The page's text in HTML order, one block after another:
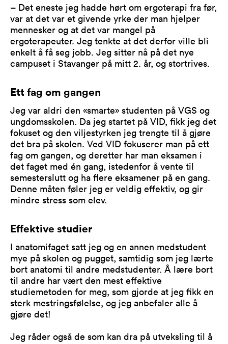
– Det eneste jeg hadde hørt om ergoterapi fra før,
var at det var et givende yrke der man hjelper
mennesker og at det var mangel på
ergoterapeuter. Jeg tenkte at det derfor ville bli
enkelt å få seg jobb. Jeg sitter nå på det nye
campuset i Stavanger på mitt 2. år, og stortrives.
Ett fag om gangen
Jeg var aldri den «smarte» studenten på VGS og
ungdomsskolen. Da jeg startet på VID, fikk jeg det
fokuset og den viljestyrken jeg trengte til å gjøre
det bra på skolen. Ved VID fokuserer man på ett
fag om gangen, og deretter har man eksamen i
det faget med én gang, istedenfor å vente til
semesterslutt og ha flere eksamener på en gang.
Denne måten føler jeg er veldig effektiv, og gir
mindre stress som elev.
Effektive studier
I anatomifaget satt jeg og en annen medstudent
mye på skolen og pugget, samtidig som jeg lærte
bort anatomi til andre medstudenter. Å lære bort
til andre har vært den mest effektive
studiemetoden for meg, som gjorde at jeg fikk en
sterk mestringsfølelse, og jeg anbefaler alle å
gjøre det!
Jeg råder også de som kan dra på utveksling til å